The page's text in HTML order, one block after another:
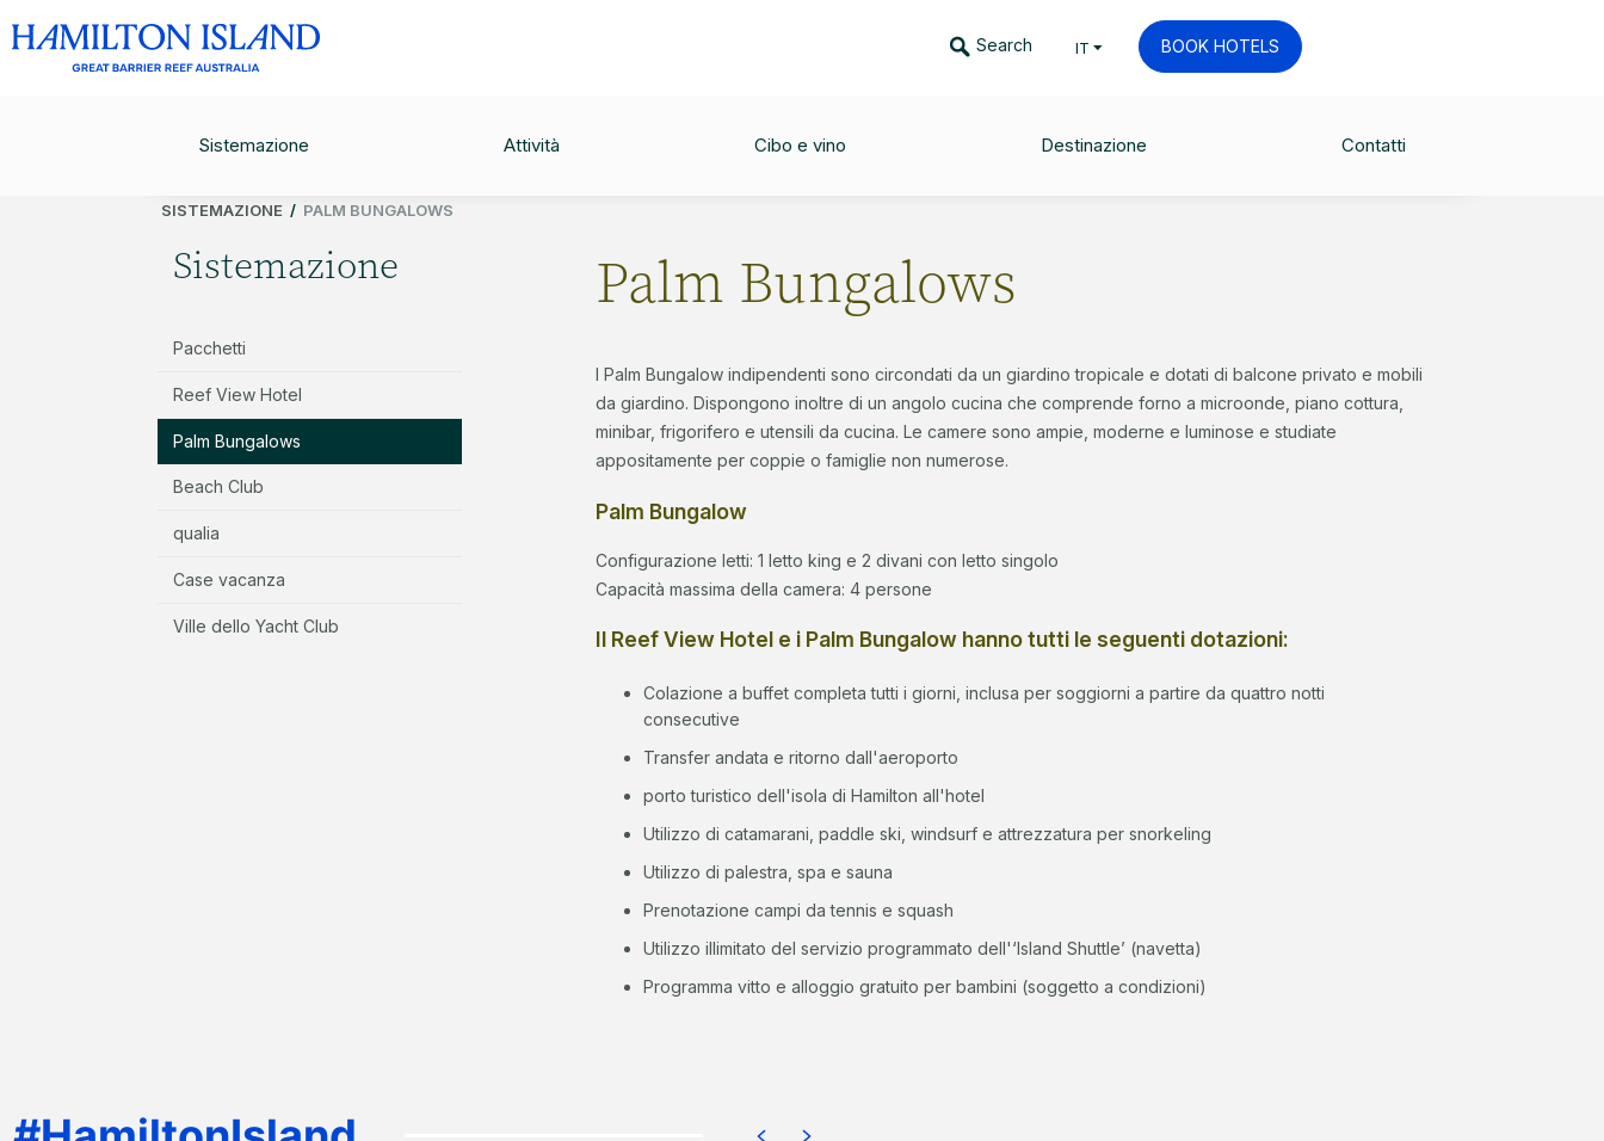
Search IT BOOK HOTELS
Sistemazione Attività Cibo e vino Destinazione Contatti
CHECK AVAILABILITY
SISTEMAZIONE / PALM BUNGALOWS
Sistemazione
Pacchetti
Reef View Hotel
Palm Bungalows
Beach Club
qualia
Case vacanza
Ville dello Yacht Club
Palm Bungalows
I Palm Bungalow indipendenti sono circondati da un giardino tropicale e dotati di balcone privato e mobili
da giardino. Dispongono inoltre di un angolo cucina che comprende forno a microonde, piano cottura,
minibar, frigorifero e utensili da cucina. Le camere sono ampie, moderne e luminose e studiate
appositamente per coppie o famiglie non numerose.
Palm Bungalow
Configurazione letti: 1 letto king e 2 divani con letto singolo
Capacità massima della camera: 4 persone
Il Reef View Hotel e i Palm Bungalow hanno tutti le seguenti dotazioni:
Colazione a buffet completa tutti i giorni, inclusa per soggiorni a partire da quattro notti
consecutive
Transfer andata e ritorno dall'aeroporto
porto turistico dell'isola di Hamilton all'hotel
Utilizzo di catamarani, paddle ski, windsurf e attrezzatura per snorkeling
Utilizzo di palestra, spa e sauna
Prenotazione campi da tennis e squash
Utilizzo illimitato del servizio programmato dell'‘Island Shuttle’ (navetta)
Programma vitto e alloggio gratuito per bambini (soggetto a condizioni)